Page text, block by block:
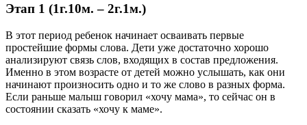
Этап 1 (1г.10м. – 2г.1м.)
В этот период ребенок начинает осваивать первые
простейшие формы слова. Дети уже достаточно хорошо
анализируют связь слов, входящих в состав предложения.
Именно в этом возрасте от детей можно услышать, как они
начинают произносить одно и то же слово в разных форма.
Если раньше малыш говорил «хочу мама», то сейчас он в
состоянии сказать «хочу к маме».